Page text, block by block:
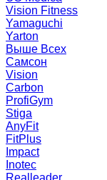
Vision Fitness
Yamaguchi
Yarton
Выше Всех
Самсон
Vision
Carbon
ProfiGym
Stiga
AnyFit
FitPlus
Impact
Inotec
Realleader